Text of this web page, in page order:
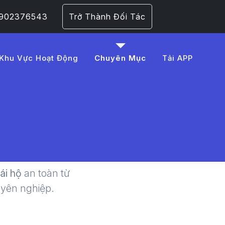
Trở Thành Đối Tác
Khu Vực Hoạt Động Chuyên Mục Tải APP
Hộ
hộ an toàn từ
nghiệp.